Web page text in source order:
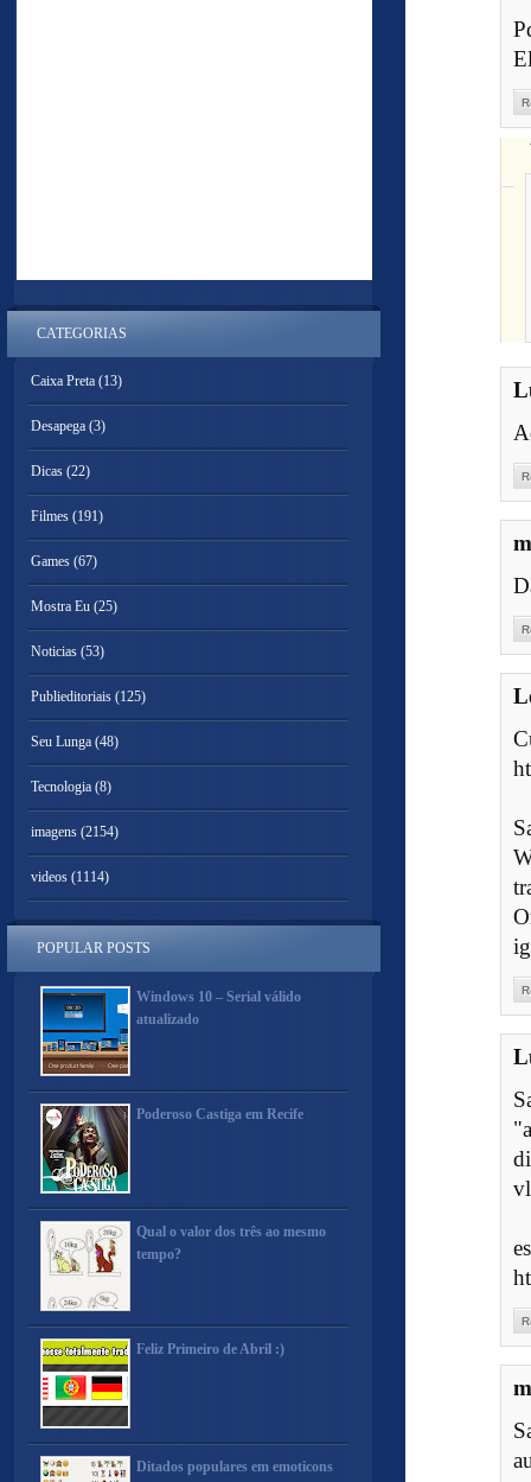
CATEGORIAS
Caixa Preta (13)
Desapega (3)
Dicas (22)
Filmes (191)
Games (67)
Mostra Eu (25)
Noticias (53)
Publieditoriais (125)
Seu Lunga (48)
Tecnologia (8)
imagens (2154)
videos (1114)
POPULAR POSTS
Windows 10 – Serial válido
atualizado
Poderoso Castiga em Recife
Qual o valor dos três ao mesmo
tempo?
Feliz Primeiro de Abril :)
Ditados populares em emoticons